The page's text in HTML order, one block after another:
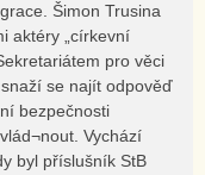
Šimon Trusina
aktéry „církevní
pro věci
se najít odpověď
bezpečnosti
Vychází
byl příslušník StB